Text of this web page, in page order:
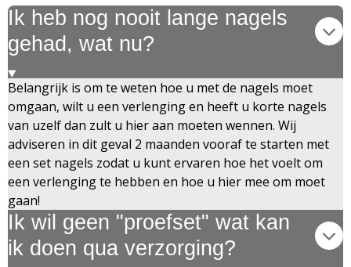
Ik heb nog nooit lange nagels
gehad, wat nu?
Belangrijk is om te weten hoe u met de nagels moet
omgaan, wilt u een verlenging en heeft u korte nagels
van uzelf dan zult u hier aan moeten wennen. Wij
adviseren in dit geval 2 maanden vooraf te starten met
een set nagels zodat u kunt ervaren hoe het voelt om
een verlenging te hebben en hoe u hier mee om moet
gaan!
Ik wil geen "proefset" wat kan
ik doen qua verzorging?